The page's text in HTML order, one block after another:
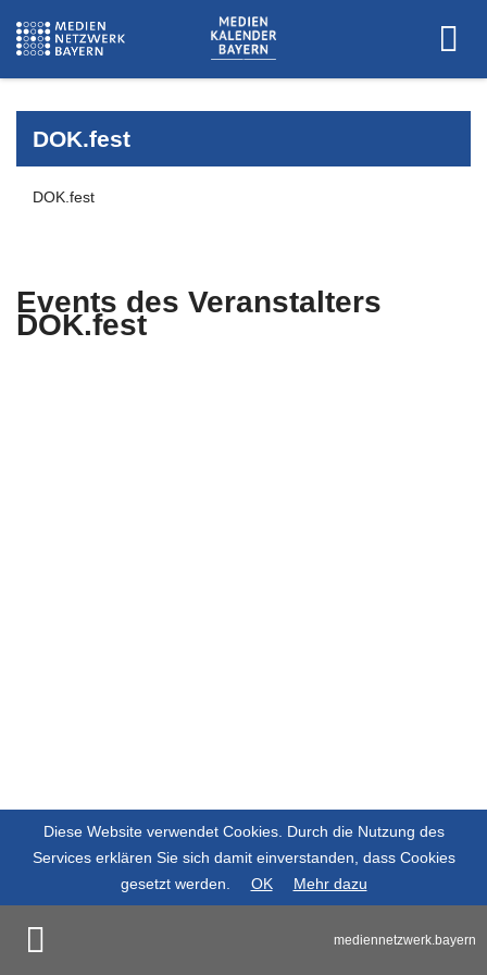
DOK.fest
DOK.fest
Events des Veranstalters
DOK.fest
mediennetzwerk.bayern
Diese Website verwendet Cookies. Durch die Nutzung des
Services erklären Sie sich damit einverstanden, dass Cookies
gesetzt werden.
OK Mehr dazu